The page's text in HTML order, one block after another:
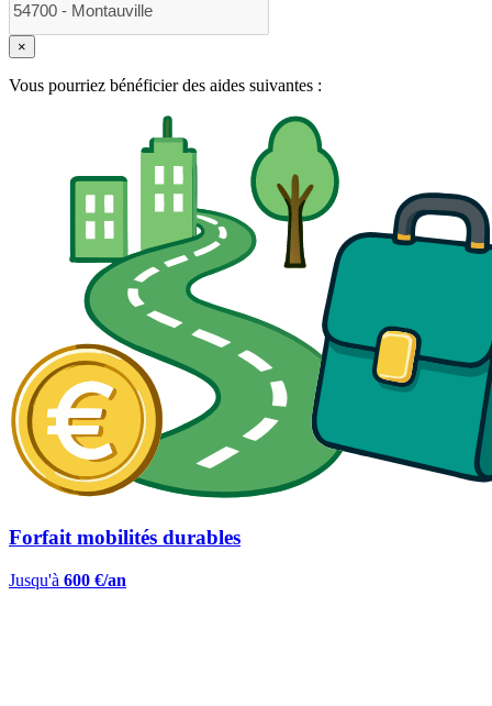
×
Vous pourriez bénéficier des aides suivantes :
Forfait mobilités durables
Jusqu'à 600 €/an